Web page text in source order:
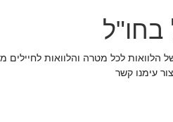
בחו"ל
הלוואות לכל מטרה והלוואות לחיילים
עימנו קשר